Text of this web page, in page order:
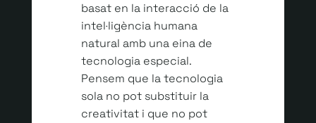
basat en la interacció de la
intel·ligència humana
natural amb una eina de
tecnologia especial.
Pensem que la tecnologia
sola no pot substituir la
creativitat i que no pot